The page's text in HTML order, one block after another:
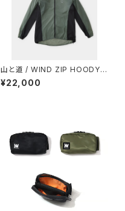
山と道 / WIND ZIP HOODY
（UNISEX）
¥22,000